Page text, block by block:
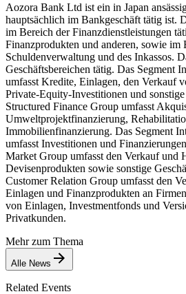
Aozora Bank Ltd ist ein in Japan
hauptsächlich im Bankgeschäft tätig ist.
im Bereich der Finanzdienstleistungen
Finanzprodukten und anderen, sowie im
Schuldenverwaltung und des Inkassos.
Geschäftsbereichen tätig. Das Segment
umfasst Kredite, Einlagen, den Verkauf
Private-Equity-Investitionen und
Structured Finance Group umfasst
Umweltprojektfinanzierung,
Immobilienfinanzierung. Das Segment
umfasst Investitionen und
Market Group umfasst den Verkauf und
Devisenprodukten sowie sonstige
Customer Relation Group umfasst den
Einlagen und Finanzprodukten an
von Einlagen, Investmentfonds und
Privatkunden.
Mehr zum Thema
Alle News
Related Events